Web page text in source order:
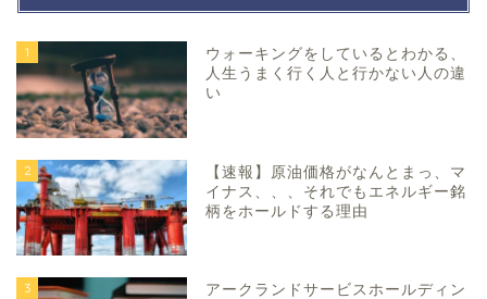
1
ウォーキングをしているとわかる、
人生うまく行く人と行かない人の違
い
2
【速報】原油価格がなんとまっ、マ
イナス、、、それでもエネルギー銘
柄をホールドする理由
3
アークランドサービスホールディン